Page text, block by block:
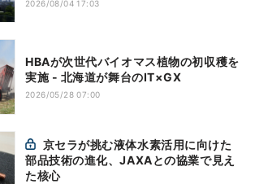
2026/08/04 17:03
HBAが次世代バイオマス植物の初収穫を
実施 - 北海道が舞台のIT×GX
2026/05/28 07:00
部品技術の進化、JAXAとの協業で見え
た核心